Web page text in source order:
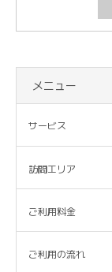
メニュー
サービス
訪問エリア
ご利用料金
ご利用の流れ